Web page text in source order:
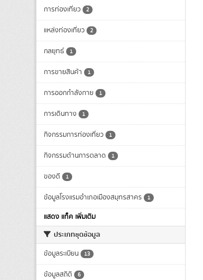
การท่องเที่ยว 2
แหล่งท่องเที่ยว 2
กลยุทธ์ 1
การขายสินค้า 1
การออกกำลังกาย 1
การเดินทาง 1
กิจกรรมการท่องเที่ยว 1
กิจกรรมด้านการตลาด 1
ของดี 1
ข้อมูลโรงแรมอำเภอเมืองสมุทรสาคร 1
แสดง แท็ค เพิ่มเติม
ประเภทชุดข้อมูล
ข้อมูลระเบียน 13
ข้อมูลสถิติ 6